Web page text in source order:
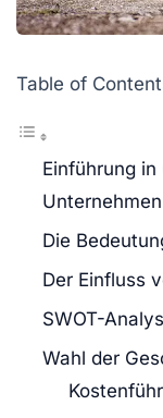
Table of
Einführung
Unternehmen
Die
Der Einfluss
SWOT-
Wahl der